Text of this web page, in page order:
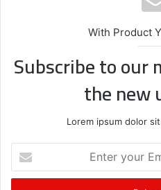
With Product
Subscribe to
the new
Lorem ipsum dolor
t